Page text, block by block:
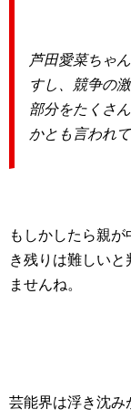
芦田愛菜ちゃ
すし、競争の
部分をたくさ
かとも言われて
もしかしたら親
き残りは難しい
ませんね。
芸能界は浮き沈み